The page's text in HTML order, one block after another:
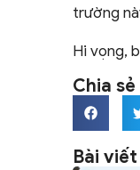
trường
Hi vọng,
Chia
Bài